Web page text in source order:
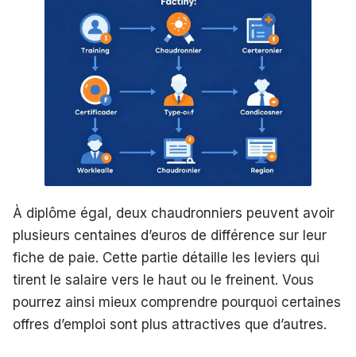
À diplôme égal, deux chaudronniers peuvent avoir
plusieurs centaines d’euros de différence sur leur
fiche de paie. Cette partie détaille les leviers qui
tirent le salaire vers le haut ou le freinent. Vous
pourrez ainsi mieux comprendre pourquoi certaines
offres d’emploi sont plus attractives que d’autres.